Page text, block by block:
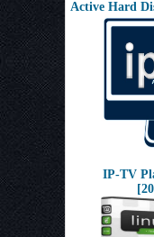
Active Hard
IP-TV